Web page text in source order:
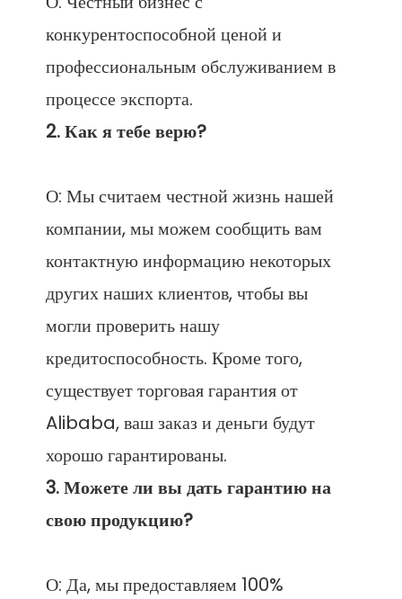
конкурентоспособной ценой и
профессиональным обслуживанием в
О: Мы считаем честной жизнь нашей
компании, мы можем сообщить вам
контактную информацию некоторых
других наших клиентов, чтобы вы
могли проверить нашу
кредитоспособность. Кроме того,
существует торговая гарантия от
Alibaba, ваш заказ и деньги будут
3. Можете ли вы дать гарантию на
О: Да, мы предоставляем 100%